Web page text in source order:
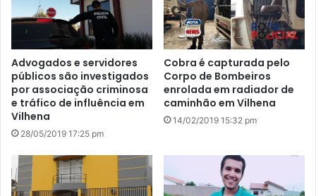
Advogados e servidores
públicos são investigados
por associação criminosa
e tráfico de influência em
Vilhena
28/05/2019 17:25 pm
Cobra é capturada pelo
Corpo de Bombeiros
enrolada em radiador de
caminhão em Vilhena
14/02/2019 15:32 pm